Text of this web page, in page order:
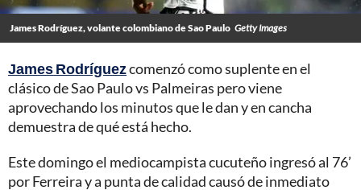
James Rodríguez, volante colombiano de Sao Paulo Getty Images
James Rodríguezcomenzó como suplente en el
clásico de Sao Paulo vs Palmeiras pero viene
aprovechando los minutos que le dan y en cancha
demuestra de qué está hecho.
Este domingo el mediocampista cucuteño ingresó al 76’
por Ferreira y a punta de calidad causó de inmediato